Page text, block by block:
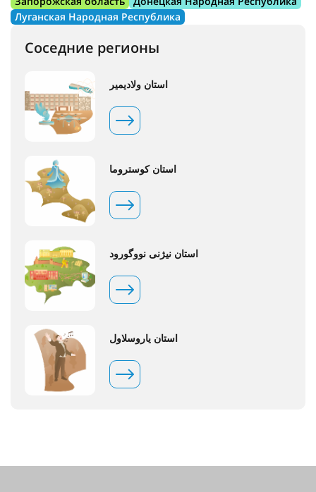
Луганская Народная Республика
Соседние регионы
استان ولادیمیر
استان کوستروما
استان نیژنی نووگورود
استان یاروسلاول